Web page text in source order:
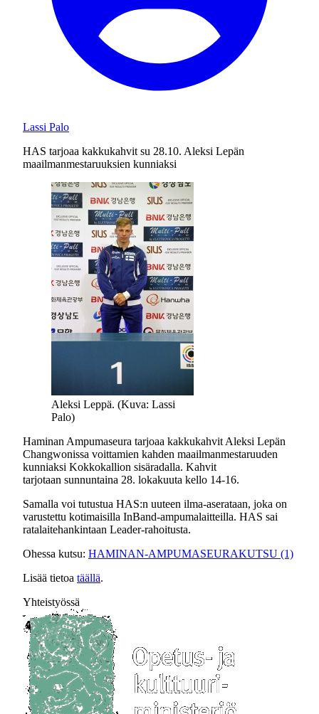
Lassi Palo
HAS tarjoaa kakkukahvit su 28.10. Aleksi Lepän
maailmanmestaruuksien kunniaksi
Aleksi Leppä. (Kuva: Lassi
Palo)
Haminan Ampumaseura tarjoaa kakkukahvit Aleksi Lepän
Changwonissa voittamien kahden maailmanmestaruuden
kunniaksi Kokkokallion sisäradalla. Kahvit
tarjotaan sunnuntaina 28. lokakuuta kello 14-16.
Samalla voi tutustua HAS:n uuteen ilma-aserataan, joka on
varustettu kotimaisilla InBand-ampumalaitteilla. HAS sai
ratalaitehankintaan Leader-rahoitusta.
Ohessa kutsu: HAMINAN-AMPUMASEURAKUTSU (1)
Lisää tietoa täällä.
Yhteistyössä